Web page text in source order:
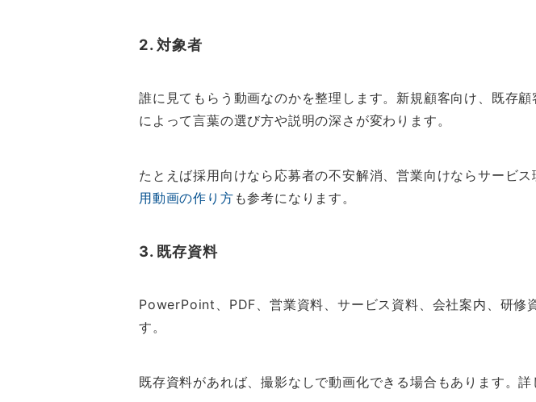
2. 対象者
誰に見てもらう動画なのかを整理します。新規顧客向け、既存
によって言葉の選び方や説明の深さが変わります。
たとえば採用向けなら応募者の不安解消、営業向けならサービ
用動画の作り方 も参考になります。
3. 既存資料
PowerPoint、PDF、営業資料、サービス資料、会社案内、研修
す。
既存資料があれば、撮影なしで動画化できる場合もあります。